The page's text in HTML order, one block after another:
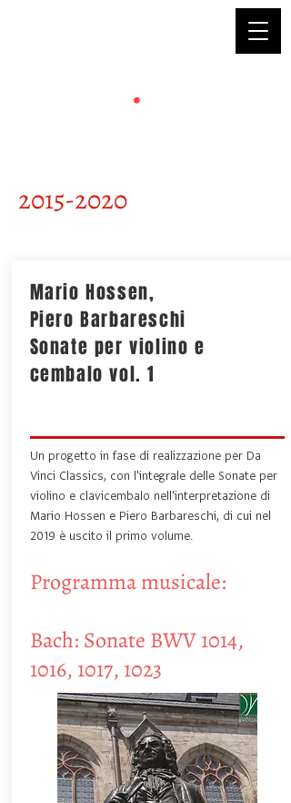
2015-2020
Mario Hossen,
Piero Barbareschi
Sonate per violino e
cembalo vol. 1
Un progetto in fase di realizzazione per Da
Vinci Classics, con l'integrale delle Sonate per
violino e clavicembalo nell'interpretazione di
Mario Hossen e Piero Barbareschi, di cui nel
2019 è uscito il primo volume.
Programma musicale:
Bach: Sonate BWV 1014,
1016, 1017, 1023